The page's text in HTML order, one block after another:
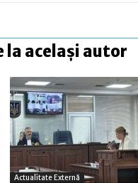
la același autor
Actualitate Externă